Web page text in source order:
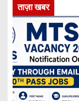
ताज़ा खबर